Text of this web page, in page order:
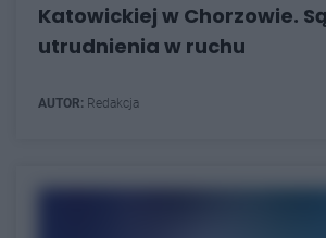
Katowickiej w Chorzowie. Są
utrudnienia w ruchu
AUTOR: Redakcja